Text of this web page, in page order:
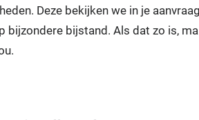
Deze bekijken we in je
bijzondere bijstand. Als dat zo is,